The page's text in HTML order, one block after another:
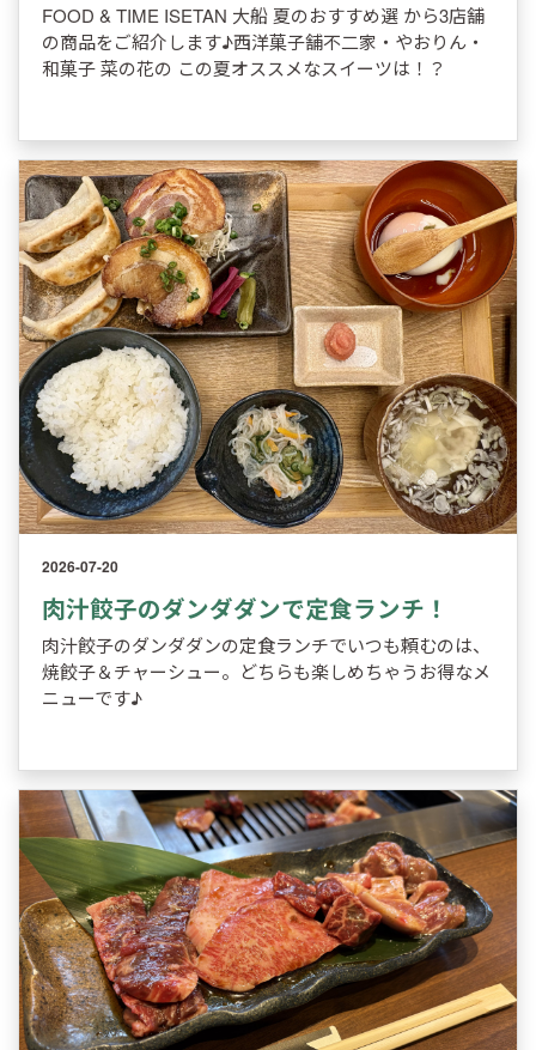
FOOD & TIME ISETAN 大船 夏のおすすめ選 から3店舗
の商品をご紹介します♪西洋菓子舗不二家・やおりん・
和菓子 菜の花の この夏オススメなスイーツは！？
2026-07-20
肉汁餃子のダンダダンで定食ランチ！
肉汁餃子のダンダダンの定食ランチでいつも頼むのは、
焼餃子＆チャーシュー。どちらも楽しめちゃうお得なメ
ニューです♪